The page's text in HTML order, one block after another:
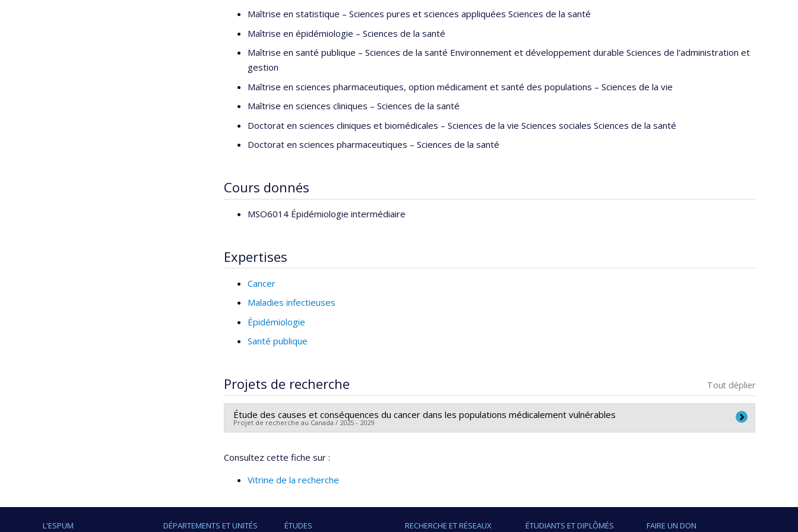
Maîtrise en statistique – Sciences pures et sciences appliquées Sciences de la santé
Maîtrise en épidémiologie – Sciences de la santé
Maîtrise en santé publique – Sciences de la santé Environnement et développement durable Sciences de l'administration et
gestion
Maîtrise en sciences pharmaceutiques, option médicament et santé des populations – Sciences de la vie
Maîtrise en sciences cliniques – Sciences de la santé
Doctorat en sciences cliniques et biomédicales – Sciences de la vie Sciences sociales Sciences de la santé
Doctorat en sciences pharmaceutiques – Sciences de la santé
Cours donnés
MSO6014 Épidémiologie intermédiaire
Expertises
Cancer
Maladies infectieuses
Épidémiologie
Santé publique
Projets de recherche Tout déplier
Étude des causes et conséquences du cancer dans les populations médicalement vulnérables
Projet de recherche au Canada / 2025 - 2029
Sources de financement :
Programmes de subvention :
Consultez cette fiche sur :
Vitrine de la recherche
L'ESPUM DÉPARTEMENTS ET UNITÉS ÉTUDES RECHERCHE ET RÉSEAUX ÉTUDIANTS ET DIPLÔMÉS FAIRE UN DON